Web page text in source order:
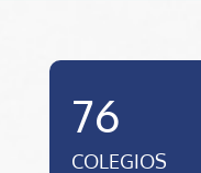
76
COLEGIOS